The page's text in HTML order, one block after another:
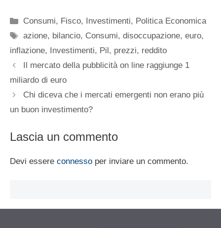
Categorie
Consumi, Fisco, Investimenti, Politica Economica
Tag
azione, bilancio, Consumi,disoccupazione,euro,
inflazione, Investimenti, Pil , prezzi, reddito
Il mercato della pubblicità on line raggiunge 1
miliardo di euro
Chi diceva che i mercati emergenti non erano più
un buon investimento?
Lascia un commento
Devi essere connesso per inviare un commento.